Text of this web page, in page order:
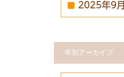
2025年9月
年別アーカイブ